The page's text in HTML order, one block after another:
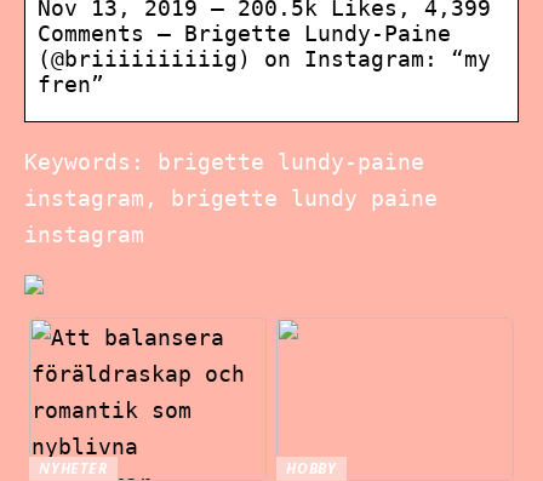
Nov 13, 2019 – 200.5k Likes, 4,399
Comments – Brigette Lundy-Paine
(@briiiiiiiiiig) on Instagram: “my
fren”
Keywords: brigette lundy-paine
instagram, brigette lundy paine
instagram
NYHETER HOBBY